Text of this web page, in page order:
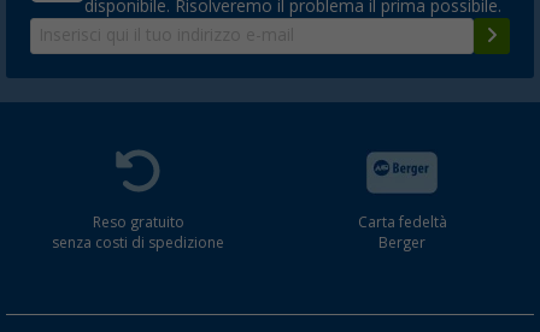
disponibile. Risolveremo il problema il prima possibile.
Reso gratuito
senza costi di spedizione
Carta fedeltà
Berger